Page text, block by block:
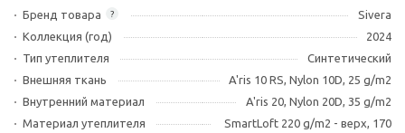
?
Бренд товара
Sivera
Коллекция (год)
2024
Тип утеплителя
Синтетический
Внешняя ткань
A'ris 10 RS, Nylon 10D, 25 g/m2
Внутренний материал
A'ris 20, Nylon 20D, 35 g/m2
Материал утеплителя
SmartLoft 220 g/m2 - верх, 170